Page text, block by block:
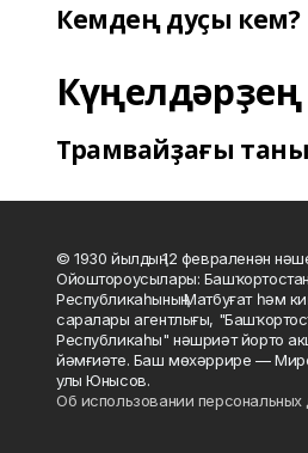
Кемдең дуҫы кем?
Трамвайҙағы
© 1930 йылдың 12 февраленән
Ойоштороусылары: Башҡортостан
Республикаһының Матбуғат һәм
саралары агентлығы,
Республикаһы" нәшриәт йорто
йәмғиәте. Баш мөхәррире —
улы Юнысов.
Об использовании персональных